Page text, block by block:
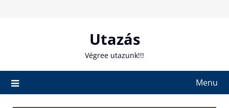
Utazás
Végree utazunk!!!
Menu